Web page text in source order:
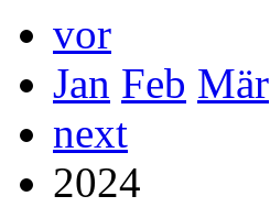
vor
Jan Feb Mär
next
2024